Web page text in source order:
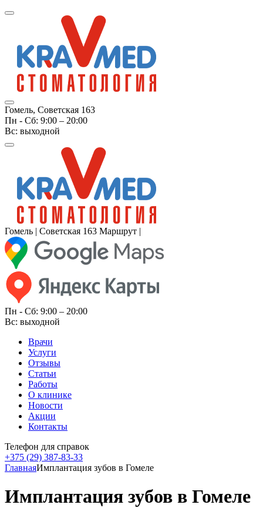
Гомель, Советская 163
Пн - Cб: 9:00 – 20:00
Вс: выходной
Гомель | Советская 163 Маршрут |
Пн - Cб: 9:00 – 20:00
Вс: выходной
Врачи
Услуги
Отзывы
Статьи
Работы
О клинике
Новости
Акции
Контакты
Телефон для справок
+375 (29) 387-83-33
ГлавнаяИмплантация зубов в Гомеле
Имплантация зубов в Гомеле